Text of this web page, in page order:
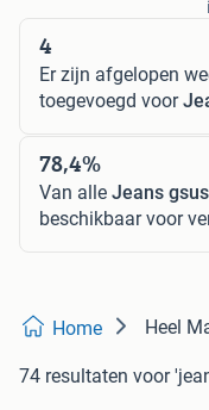
4
Er zijn afgelopen
toegevoegd voor
78,4%
Van alle Jeans gsus
beschikbaar voor
Home Heel
74 resultaten voor